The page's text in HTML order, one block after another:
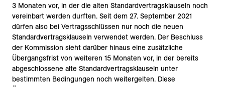
3 Monaten vor, in der die alten Standardvertragsklauseln noch
vereinbart werden durften. Seit dem 27. September 2021
dürfen also bei Vertragsschlüssen nur noch die neuen
Standardvertragsklauseln verwendet werden. Der Beschluss
der Kommission sieht darüber hinaus eine zusätzliche
Übergangsfrist von weiteren 15 Monaten vor, in der bereits
abgeschlossene alte Standardvertragsklauseln unter
bestimmten Bedingungen noch weitergelten. Diese